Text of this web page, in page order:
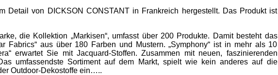
Detail von DICKSON CONSTANT in Frankreich hergestellt. Das Produkt ist
die Kollektion „Markisen“, umfasst über 200 Produkte. Damit besteht das
Fabrics“ aus über 180 Farben und Mustern. „Symphony“ ist in mehr als 10
erwartet Sie mit Jacquard-Stoffen. Zusammen mit neuen, faszinierenden
umfassendste Sortiment auf dem Markt, spielt wie kein anderes auf die
Outdoor-Dekostoffe ein…..